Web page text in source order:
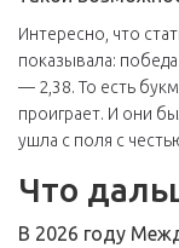
Интересно, что
показывала:
— 2,38. То есть
проиграет. И они
ушла с поля с
Что
В 2026 году